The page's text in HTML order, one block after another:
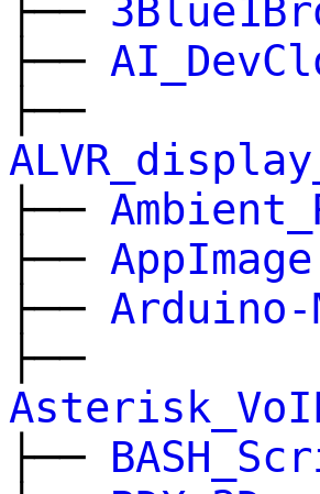
├──
├──
├──
├──
├──
├── Arduino-
├──
├──